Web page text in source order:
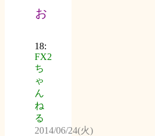
お
18:
FX2
ち
ゃ
ん
ね
る
2014/06/24(火)